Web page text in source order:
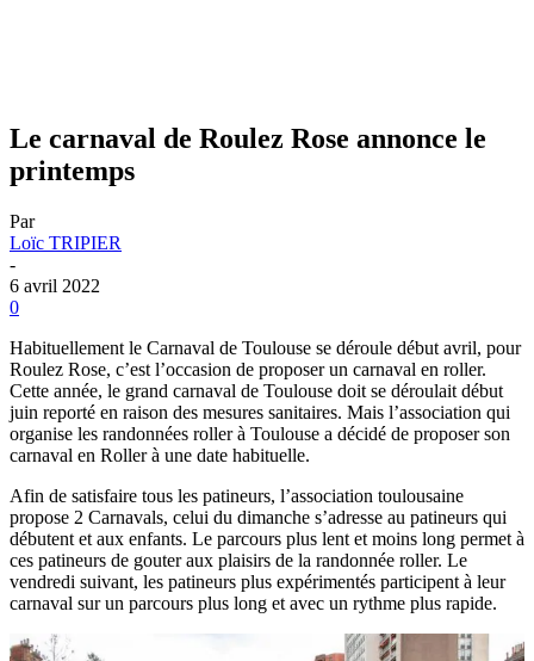
Le carnaval de Roulez Rose annonce le
printemps
Par
Loïc TRIPIER
-
6 avril 2022
0
Habituellement le Carnaval de Toulouse se déroule début avril, pour
Roulez Rose, c’est l’occasion de proposer un carnaval en roller.
Cette année, le grand carnaval de Toulouse doit se déroulait début
juin reporté en raison des mesures sanitaires. Mais l’association qui
organise les randonnées roller à Toulouse a décidé de proposer son
carnaval en Roller à une date habituelle.
Afin de satisfaire tous les patineurs, l’association toulousaine
propose 2 Carnavals, celui du dimanche s’adresse au patineurs qui
débutent et aux enfants. Le parcours plus lent et moins long permet à
ces patineurs de gouter aux plaisirs de la randonnée roller. Le
vendredi suivant, les patineurs plus expérimentés participent à leur
carnaval sur un parcours plus long et avec un rythme plus rapide.